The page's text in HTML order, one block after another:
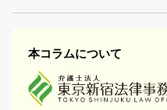
本コラムについて